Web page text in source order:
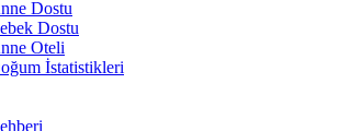
Dostu
Dostu
Oteli
İstatistikleri